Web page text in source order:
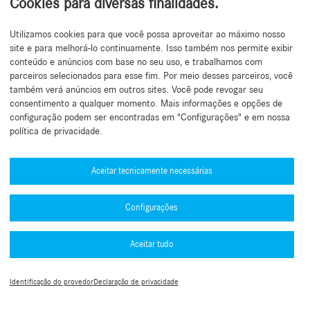
moderação tomada, devidamente fundamentada.
Reclamações relativamente a, ou questões sobre decisões de moderação
ao abrigo do Regulamento dos Serviços Digitais, podem ser remetidas
para o endereço de contacto definido no número 3.2. O Utilizador terá de
ou os elementos que deveriam ter sido objeto de uma explicação mais
As reclamações que não possam ser resolvidas através dos processos
acima descritos podem ser apresentadas e tramitadas por recurso a vias
Cookies para diversas finalidades.
Utilizamos cookies para que você possa aproveitar ao máximo nosso
site e para melhorá-lo continuamente. Isso também nos permite exibir
conteúdo e anúncios com base no seu uso, e trabalhamos com
parceiros selecionados para esse fim. Por meio desses parceiros, você
também verá anúncios em outros sites. Você pode revogar seu
consentimento a qualquer momento. Mais informações e opções de
configuração podem ser encontradas em "Configurações" e em nossa
política de privacidade.
Aceitar tecnicamente necessárias
Configurações
Aceitar tudo
Identificação do provedorDeclaração de privacidade